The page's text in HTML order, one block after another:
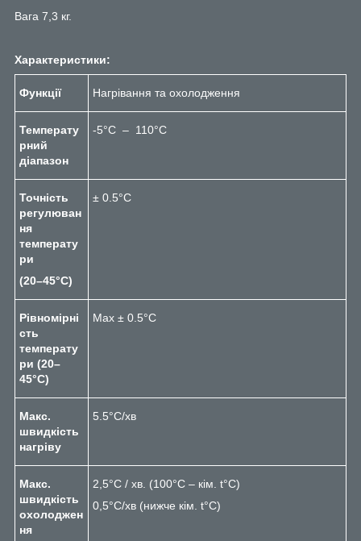
Вага 7,3 кг.
Характеристики:
Функції Нагрівання та охолодження
Температу
рний
діапазон
-5°C – 110°C
Точність
регулюван
ня
температу
ри
(20–45°C)
± 0.5°C
Рівномірні
сть
температу
ри (20–
45°C)
Max ± 0.5°C
Макс.
швидкість
нагріву
5.5°C/хв
Макс.
швидкість
охолоджен
ня
2,5°C / хв. (100°C – кім. t°С)
0,5°С/хв (нижче кім. t°С)